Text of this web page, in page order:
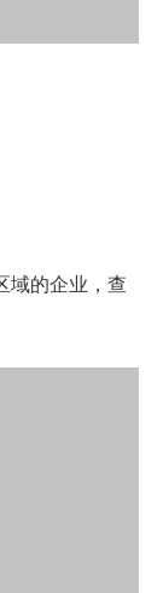
域的企业，查